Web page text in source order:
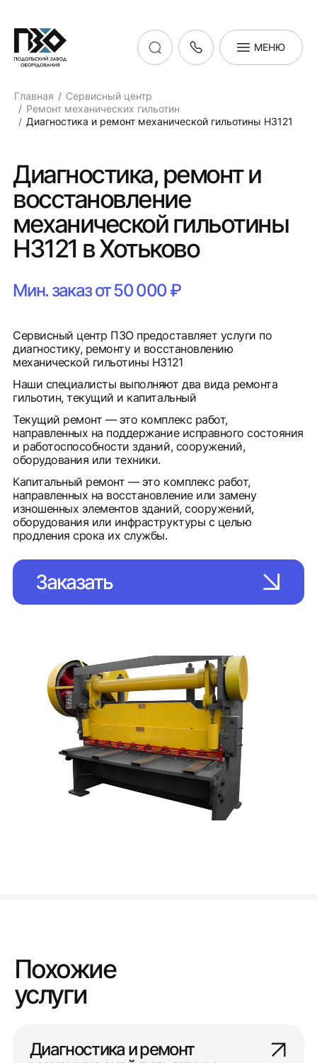
МЕНЮ
Главная
Сервисный центр
Ремонт механических гильотин
Диагностика и ремонт механической гильотины Н3121
Диагностика, ремонт и
восстановление
механической гильотины
Н3121 в Хотьково
Мин. заказ от 50 000 ₽
Сервисный центр ПЗО предоставляет услуги по
диагностику, ремонту и восстановлению
механической гильотины Н3121
Наши специалисты выполняют два вида ремонта
гильотин, текущий и капитальный
Текущий ремонт — это комплекс работ,
направленных на поддержание исправного состояния
и работоспособности зданий, сооружений,
оборудования или техники.
Капитальный ремонт — это комплекс работ,
направленных на восстановление или замену
изношенных элементов зданий, сооружений,
оборудования или инфраструктуры с целью
продления срока их службы.
Заказать
Похожие
услуги
Диагностика и ремонт